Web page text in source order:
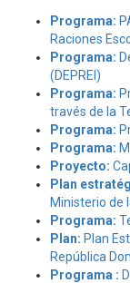
Programa:
Raciones
Programa:
(DEPREI)
Programa:
través de la
Programa:
Programa:
Proyecto:
Plan
Ministerio de
Programa:
Plan: Plan
República
Programa :